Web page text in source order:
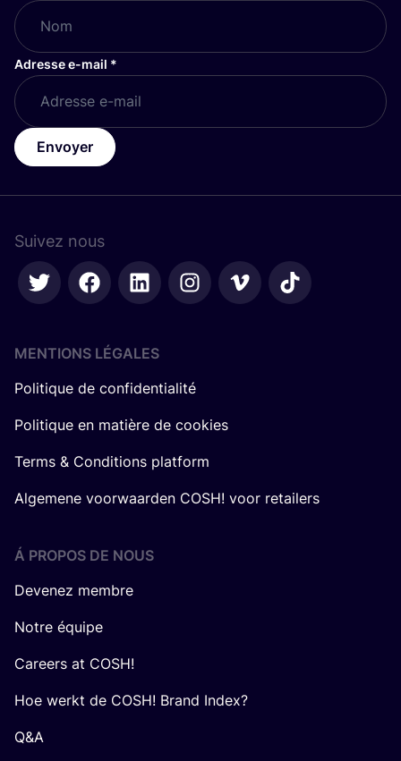
Adresse e-mail *
Envoyer
Suivez nous
MENTIONS LÉGALES
Politique de confidentialité
Politique en matière de cookies
Terms & Conditions platform
Algemene voorwaarden COSH! voor retailers
Á PROPOS DE NOUS
Devenez membre
Notre équipe
Careers at COSH!
Hoe werkt de COSH! Brand Index?
Q&A